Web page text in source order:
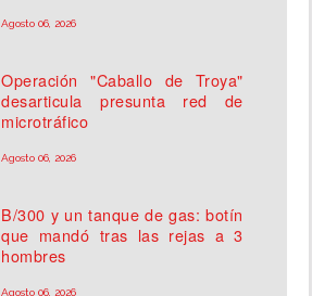
Agosto 06, 2026
Operación "Caballo de Troya"
desarticula presunta red de
microtráfico
Agosto 06, 2026
B/300 y un tanque de gas: botín
que mandó tras las rejas a 3
hombres
Agosto 06, 2026